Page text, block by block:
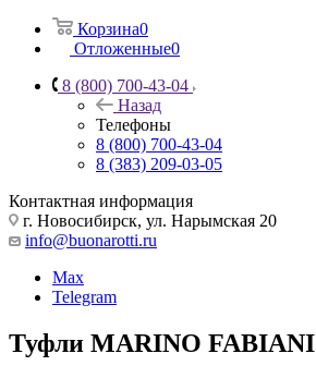
Корзина0
Отложенные0
8 (800) 700-43-04
Назад
Телефоны
8 (800) 700-43-04
8 (383) 209-03-05
Контактная информация
г. Новосибирск, ул. Нарымская 20
info@buonarotti.ru
Max
Telegram
Туфли MARINO FABIANI